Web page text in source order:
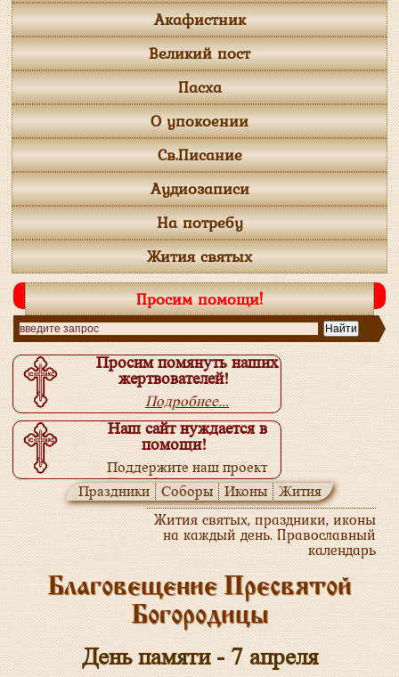
Акафистник
Великий пост
Пасха
О упокоении
Св.Писание
Аудиозаписи
На потребу
Жития святых
Просим помощи!
Просим помянуть наших
жертвователей!
Подробнее...
Наш сайт нуждается в
помощи!
Поддержите наш проект
Подробнее...
Праздники Соборы Иконы Жития
Жития святых, праздники, иконы
на каждый день. Православный
календарь
Благовещение Пресвятой
Богородицы
День памяти - 7 апреля